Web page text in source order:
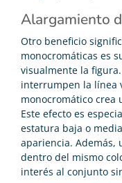
Alargamiento
Otro beneficio
monocromáticas es
visualmente la
interrumpen la línea
monocromático crea
Este efecto es
estatura baja o
apariencia. Además,
dentro del mismo
interés al conjunto